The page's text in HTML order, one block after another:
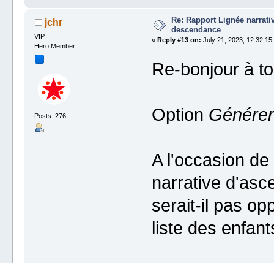
jchr
VIP
Hero Member
Posts: 276
Re: Rapport Lignée
descendance
« Reply #13 on: July 21, 2023, 12:32:15
Re-bonjour à
Option
A l'occasion
narrative
serait-il pas
liste des